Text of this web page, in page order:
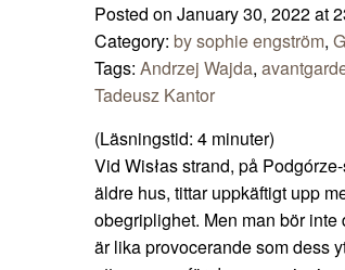
Posted on January 30, 2022 at
Category: by sophie engström,
Tags: Andrzej Wajda,
Tadeusz Kantor
(Läsningstid: 4 minuter)
Vid Wisłas strand, på
äldre hus, tittar uppkäftigt upp
obegriplighet. Men man bör
är lika provocerande som dess